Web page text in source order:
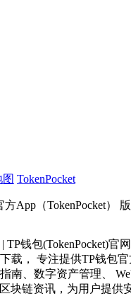
图 TokenPocket
App（TokenPocket）
TP钱包(TokenPocket)官
载， 专注提供TP钱包
南、数字资产管理、
块链资讯，为用户提供